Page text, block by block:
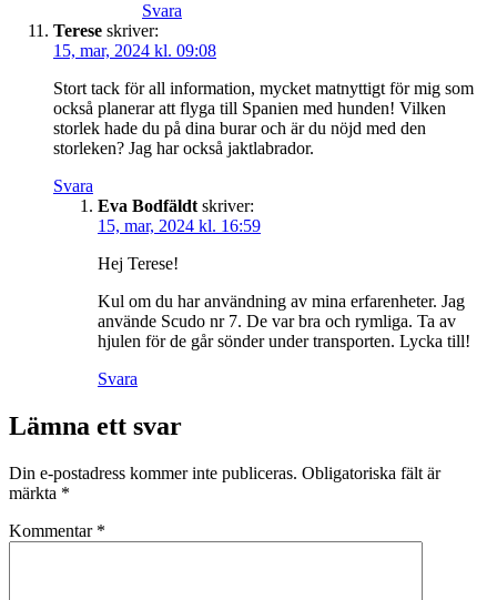
Svara
Terese skriver:
15, mar, 2024 kl. 09:08
Stort tack för all information, mycket matnyttigt för mig som
också planerar att flyga till Spanien med hunden! Vilken
storlek hade du på dina burar och är du nöjd med den
storleken? Jag har också jaktlabrador.
Svara
Eva Bodfäldt skriver:
15, mar, 2024 kl. 16:59
Hej Terese!
Kul om du har användning av mina erfarenheter. Jag
använde Scudo nr 7. De var bra och rymliga. Ta av
hjulen för de går sönder under transporten. Lycka till!
Svara
Lämna ett svar
Din e-postadress kommer inte publiceras. Obligatoriska fält är
märkta *
Kommentar *